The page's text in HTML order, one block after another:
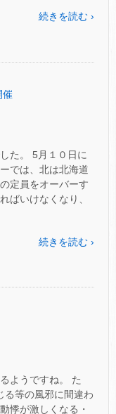
続きを読む ›
催
た。 5月１０日に
では、北は北海道
定員をオーバーす
ばいけなくなり、
続きを読む ›
ようですね。 た
る等の風邪に間違わ
悸が激しくなる・